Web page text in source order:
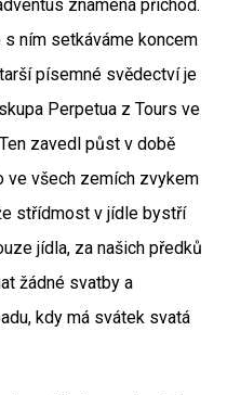
znamená příchod.
ním setkáváme koncem
písemné svědectví je
Perpetua z Tours ve
zavedl půst v době
ve všech zemích zvykem
střídmost v jídle bystří
jídla, za našich předků
žádné svatby a
kdy má svátek svatá